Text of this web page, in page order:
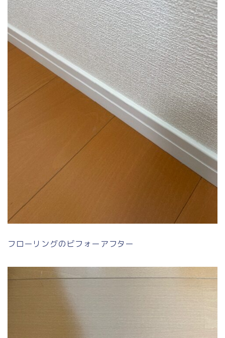
フローリングのビフォーアフター